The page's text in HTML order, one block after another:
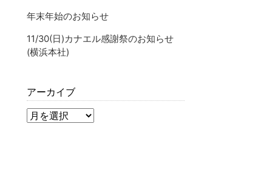
年末年始のお知らせ
11/30(日)カナエル感謝祭のお知らせ
(横浜本社)
アーカイブ